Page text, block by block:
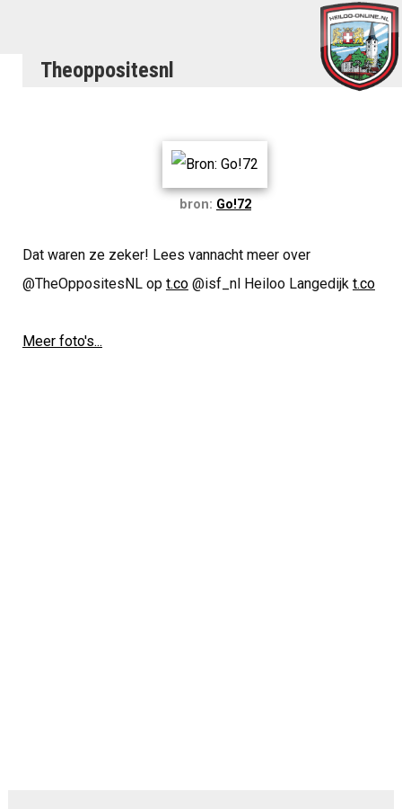
Theoppositesnl
bron: Go!72
Dat waren ze zeker! Lees vannacht meer over
@TheOppositesNL op t.co@isf_nl Heiloo Langedijk t.co
Meer foto's...